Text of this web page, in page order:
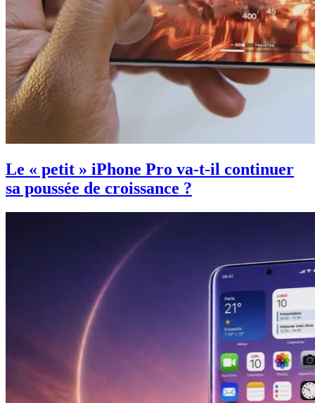
Le « petit » iPhone Pro va-t-il continuer
sa poussée de croissance ?